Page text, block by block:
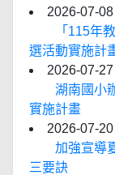
2026-07-08
「115年
選活動實施計
2026-07-27
湖南國小
實施計畫
2026-07-20
加強宣導
三要訣